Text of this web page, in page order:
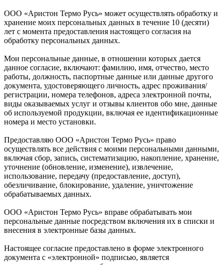
ООО «Аристон Термо Русь» может осуществлять обработку и
хранение моих персональных данных в течение 10 (десяти)
лет с момента предоставления настоящего согласия на
обработку персональных данных.
Мои персональные данные, в отношении которых дается
данное согласие, включают: фамилию, имя, отчество, место
работы, должность, паспортные данные или данные другого
документа, удостоверяющего личность, адрес проживания/
регистрации, номера телефонов, адреса электронной почты,
виды оказываемых услуг и отзывы клиентов обо мне, данные
об используемой продукции, включая ее идентификационные
номера и место установки.
Предоставляю ООО «Аристон Термо Русь» право
осуществлять все действия с моими персональными данными,
включая сбор, запись, систематизацию, накопление, хранение,
уточнение (обновление, изменение), извлечение,
использование, передачу (предоставление, доступ),
обезличивание, блокирование, удаление, уничтожение
обрабатываемых данных.
ООО «Аристон Термо Русь» вправе обрабатывать мои
персональные данные посредством включения их в списки и
внесения в электронные базы данных.
Настоящее согласие предоставлено в форме электронного
документа с «электронной» подписью, является